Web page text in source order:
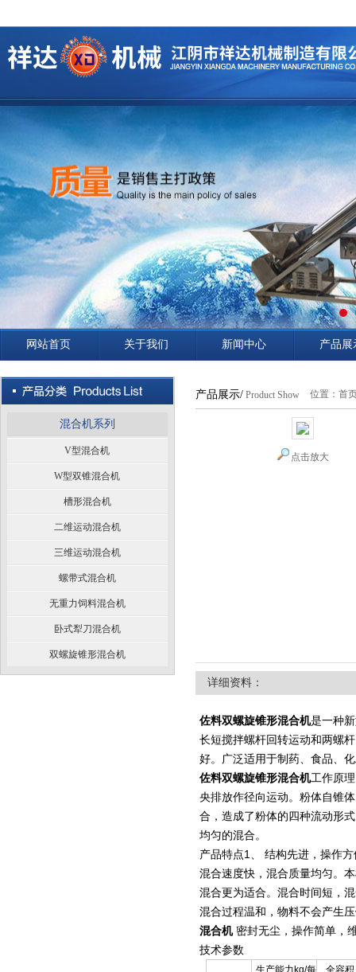
网站首页 关于我们 新闻中心 产品展
混合机系列
V型混合机
W型双锥混合机
槽形混合机
二维运动混合机
三维运动混合机
螺带式混合机
无重力饲料混合机
卧式犁刀混合机
双螺旋锥形混合机
产品展示/ Product Show 位置： 首
点击放大
详细资料：
佐料双螺旋锥形混合机是一种
长短搅拌螺杆回转运动和两螺
好。广泛适用于制药、食品、
佐料双螺旋锥形混合机工作原
央排放作径向运动。粉体自锥
合，造成了粉体的四种流动形
均匀的混合。
产品特点1、 结构先进，操作
混合速度快，混合质量均匀。
混合更为适合。混合时间短，
混合过程温和，物料不会产生
混合机密封无尘，操作简单，
技术参数
生产能力kg/每
全容积